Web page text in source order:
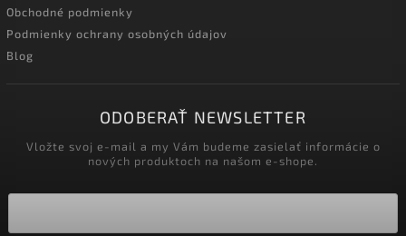
Obchodné podmienky
Podmienky ochrany osobných údajov
Blog
ODOBERAŤ NEWSLETTER
Vložte svoj e-mail a my Vám budeme zasielať informácie o
nových produktoch na našom e-shope.